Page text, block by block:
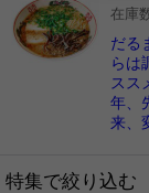
在庫
だる
らは
スス
年、
来、
特集で絞り込む